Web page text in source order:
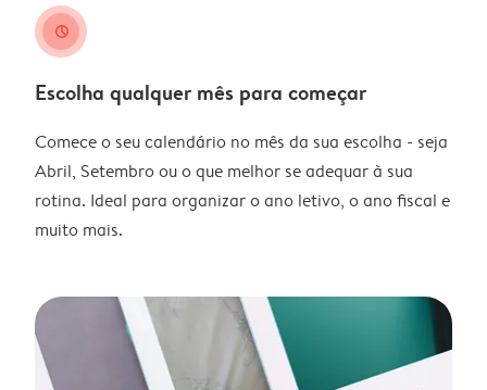
clock
Escolha qualquer mês para começar
Comece o seu calendário no mês da sua escolha - seja
Abril, Setembro ou o que melhor se adequar à sua
rotina. Ideal para organizar o ano letivo, o ano fiscal e
muito mais.